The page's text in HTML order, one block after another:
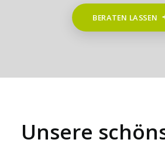
BERATEN LASSEN
Unsere